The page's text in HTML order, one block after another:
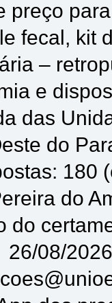
preço
fecal, kit
–
e
das
do
180
do
do
08/